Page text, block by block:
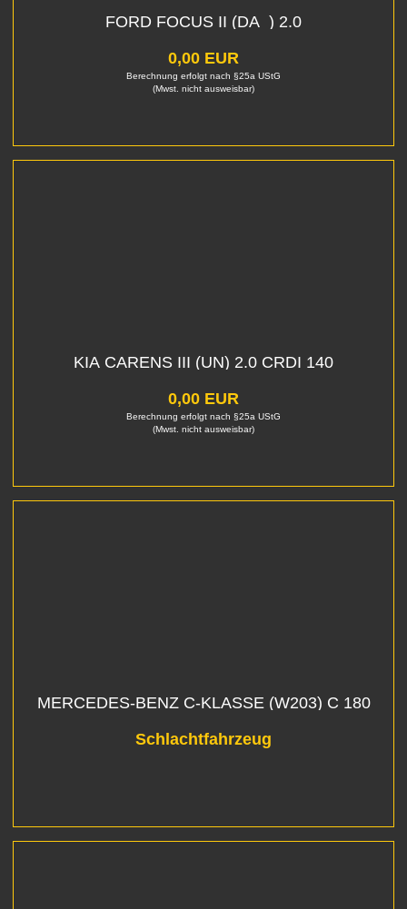
FORD FOCUS II (DA_) 2.0
0,00 EUR
Berechnung erfolgt nach §25a UStG
(Mwst. nicht ausweisbar)
KIA CARENS III (UN) 2.0 CRDI 140
0,00 EUR
Berechnung erfolgt nach §25a UStG
(Mwst. nicht ausweisbar)
MERCEDES-BENZ C-KLASSE (W203) C 180
Schlachtfahrzeug